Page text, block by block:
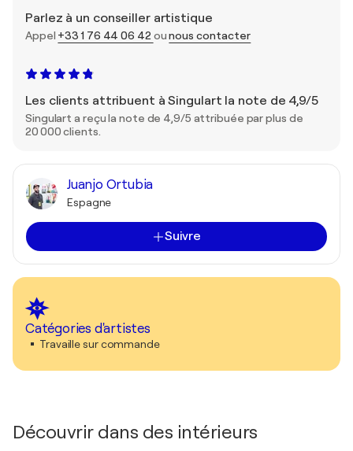
Parlez à un conseiller artistique
Appel +33 1 76 44 06 42 ounous contacter
Les clients attribuent à Singulart la note de 4,9/5
Singulart a reçu la note de 4,9/5 attribuée par plus de
20 000 clients.
Juanjo Ortubia
Espagne
Suivre
Catégories d'artistes
Travaille sur commande
Découvrir dans des intérieurs